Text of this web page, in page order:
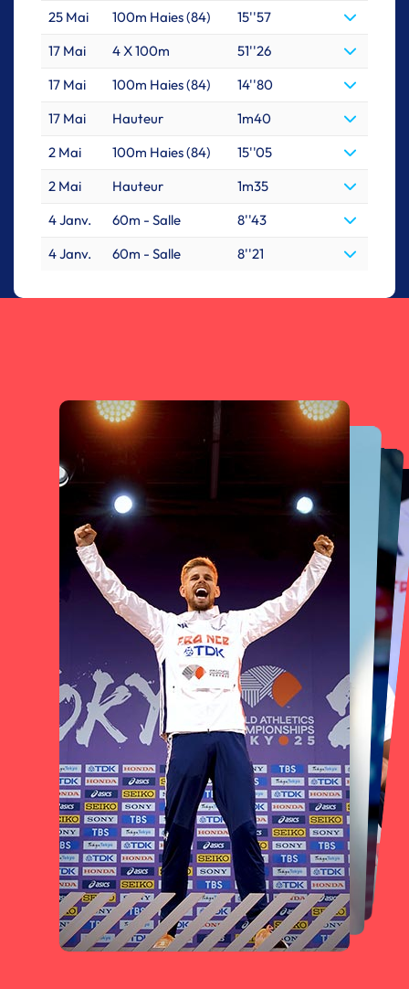
25 Mai
100m Haies (84)
15''57
17 Mai
4 X 100m
51''26
17 Mai
100m Haies (84)
14''80
17 Mai
Hauteur
1m40
2 Mai
100m Haies (84)
15''05
2 Mai
Hauteur
1m35
4 Janv.
60m - Salle
8''43
4 Janv.
60m - Salle 8''21